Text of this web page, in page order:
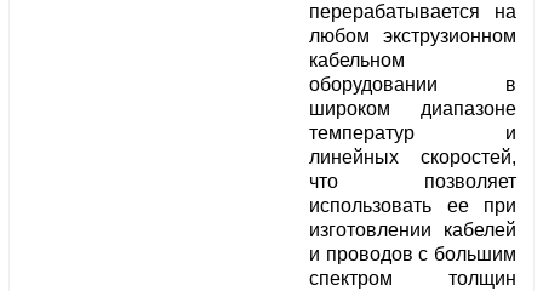
перерабатывается на
любом экструзионном
кабельном
оборудовании в
широком диапазоне
температур и
линейных скоростей,
что позволяет
использовать ее при
изготовлении кабелей
и проводов с большим
спектром толщин